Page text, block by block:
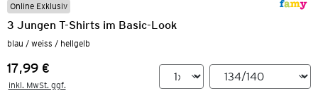
Online Exklusiv
3 Jungen T-Shirts im Basic-Look
blau / weiss / hellgelb
Preis:
17,99 €
inkl. MwSt. ggf.